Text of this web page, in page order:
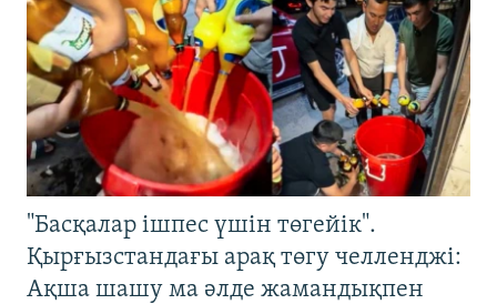
"Басқалар ішпес үшін төгейік".
Қырғызстандағы арақ төгу челленджі:
Ақша шашу ма әлде жамандықпен